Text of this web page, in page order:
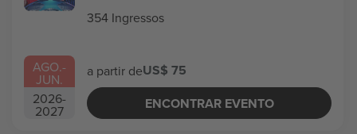
AGO.-
JUN.
2026-
2027
354 Ingressos
a partir deUS$ 75
ENCONTRAR EVENTO